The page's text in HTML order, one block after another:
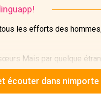
les efforts des
Mais par quelque
savoir pourquoi. Ce
manière de filer. Et
écouter dans nimporte